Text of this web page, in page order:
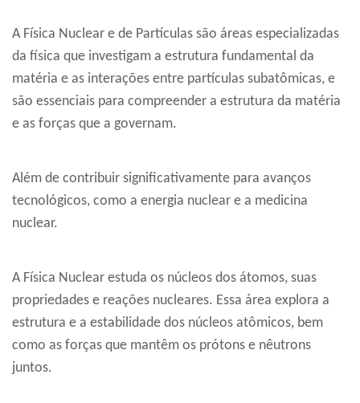
A Física Nuclear e de Partículas são áreas especializadas
da física que investigam a estrutura fundamental da
matéria e as interações entre partículas subatômicas, e
são essenciais para compreender a estrutura da matéria
e as forças que a governam.
Além de contribuir significativamente para avanços
tecnológicos, como a energia nuclear e a medicina
nuclear.
A Física Nuclear estuda os núcleos dos átomos, suas
propriedades e reações nucleares. Essa área explora a
estrutura e a estabilidade dos núcleos atômicos, bem
como as forças que mantêm os prótons e nêutrons
juntos.